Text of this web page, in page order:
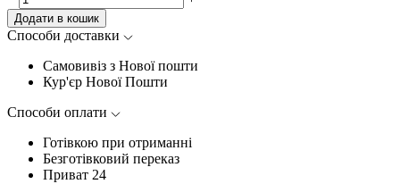
Додати в кошик
Способи доставки
Самовивіз з Нової пошти
Кур'єр Нової Пошти
Способи оплати
Готівкою при отриманні
Безготівковий переказ
Приват 24